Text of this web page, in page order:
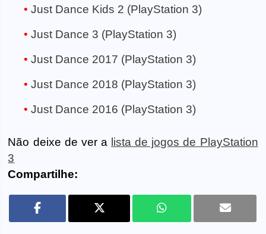
Just Dance Kids 2 (PlayStation 3)
Just Dance 3 (PlayStation 3)
Just Dance 2017 (PlayStation 3)
Just Dance 2018 (PlayStation 3)
Just Dance 2016 (PlayStation 3)
Não deixe de ver a lista de jogos de PlayStation
3
Compartilhe: